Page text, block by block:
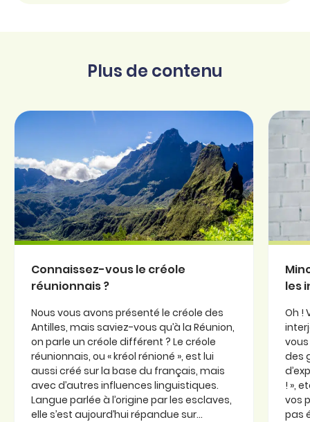
Plus de contenu
Connaissez-vous le créole
réunionnais ?
Nous vous avons présenté le créole des
Antilles, mais saviez-vous qu’à la Réunion,
on parle un créole différent ? Le créole
réunionnais, ou « kréol rénioné », est lui
aussi créé sur la base du français, mais
avec d’autres influences linguistiques.
Langue parlée à l’origine par les esclaves,
elle s’est aujourd’hui répandue sur...
les
Oh !
des
! »,
vos
pas